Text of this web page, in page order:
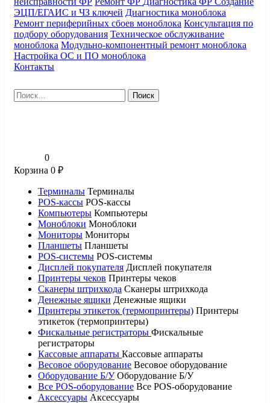
ЭЦП/ЕГАИС и ЧЗ ключей Диагностика моноблока
Ремонт периферийных сбоев моноблока Консультация по
подбору оборудования Техническое обслуживание
моноблока Модульно-компонентный ремонт моноблока
Настройка ОС и ПО моноблока
Контакты
Найти:
0
Корзина 0 ₽
Терминалы Терминалы
POS-кассы POS-кассы
Компьютеры Компьютеры
Моноблоки Моноблоки
Мониторы Мониторы
Планшеты Планшеты
POS-системы POS-системы
Дисплей покупателя Дисплей покупателя
Принтеры чеков Принтеры чеков
Сканеры штрихкода Сканеры штрихкода
Денежные ящики Денежные ящики
Принтеры этикеток (термопринтеры) Принтеры
этикеток (термопринтеры)
Фискальные регистраторы Фискальные
регистраторы
Кассовые аппараты Кассовые аппараты
Весовое оборудование Весовое оборудование
Оборудование Б/У Оборудование Б/У
Все POS-оборудование Все POS-оборудование
Аксессуары Аксессуары